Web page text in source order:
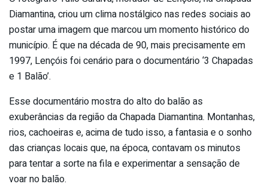
Diamantina, criou um clima nostálgico nas redes sociais ao
postar uma imagem que marcou um momento histórico do
município. É que na década de 90, mais precisamente em
1997, Lençóis foi cenário para o documentário ‘3 Chapadas
e 1 Balão’.
Esse documentário mostra do alto do balão as
exuberâncias da região da Chapada Diamantina. Montanhas,
rios, cachoeiras e, acima de tudo isso, a fantasia e o sonho
das crianças locais que, na época, contavam os minutos
para tentar a sorte na fila e experimentar a sensação de
voar no balão.